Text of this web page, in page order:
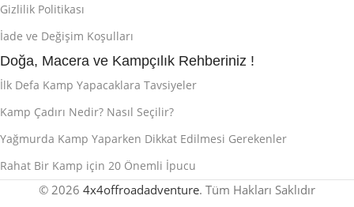
Gizlilik Politikası
İade ve Değişim Koşulları
Doğa, Macera ve Kampçılık Rehberiniz !
İlk Defa Kamp Yapacaklara Tavsiyeler
Kamp Çadırı Nedir? Nasıl Seçilir?
Yağmurda Kamp Yaparken Dikkat Edilmesi Gerekenler
Rahat Bir Kamp için 20 Önemli İpucu
© 2026 4x4offroadadventure. Tüm Hakları Saklıdır